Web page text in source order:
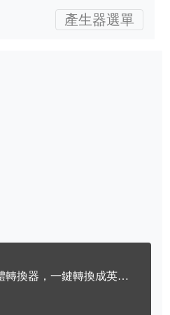
產生器選單
，一鍵轉換成英文西北銀行字體